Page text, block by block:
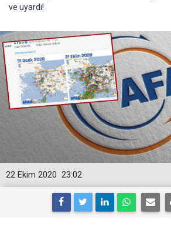
ve uyardı!
23:02
22 Ekim 2020